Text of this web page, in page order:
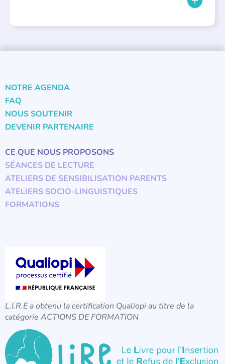
NOTRE AGENDA
FAQ
NOUS SOUTENIR
DEVENIR PARTENAIRE
CE QUE NOUS PROPOSONS
SÉANCES DE LECTURE
ATELIERS DE SENSIBILISATION PARENTS
ATELIERS SOCIO-LINGUISTIQUES
FORMATIONS
L.I.R.E a obtenu la certification Qualiopi au titre de la
catégorie ACTIONS DE FORMATION